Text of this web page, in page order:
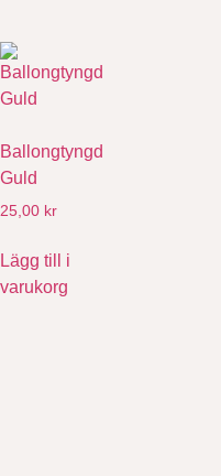
Ballongtyngd
Guld
25,00 kr
Lägg till i
varukorg